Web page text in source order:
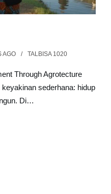
AGO TALBISA 1020
Through Agrotecture
sederhana: hidup
Di…